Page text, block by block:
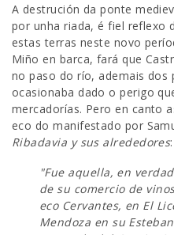
A destrución da ponte
por unha riada, é fiel reflexo
estas terras neste novo
Miño en barca, fará que
no paso do río, ademais dos
ocasionaba dado o perigo
mercadorías. Pero en canto
eco do manifestado por
Ribadavia y sus alrededores:
"Fue aquella, en
de su comercio de
eco Cervantes, en El
Mendoza en su